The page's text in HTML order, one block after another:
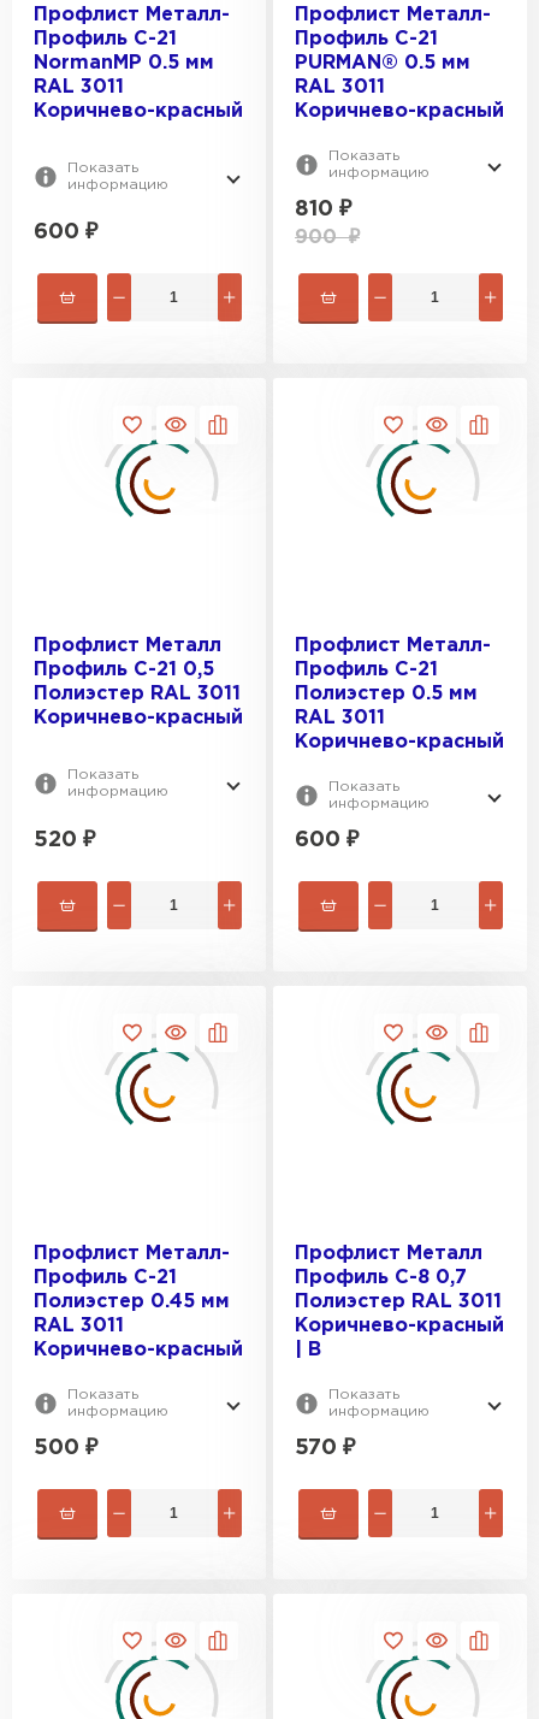
Профлист Металл-
Профиль С-21
NormanMP 0.5 мм
RAL 3011
Коричнево-красный
Показать
информацию
600 ₽
Профлист Металл-
Профиль С-21
PURMAN® 0.5 мм
RAL 3011
Коричнево-красный
Показать
информацию
810 ₽
900₽
Профлист Металл
Профиль С-21 0,5
Полиэстер RAL 3011
Коричнево-красный
Показать
информацию
520 ₽
Профлист Металл-
Профиль С-21
Полиэстер 0.5 мм
RAL 3011
Коричнево-красный
Показать
информацию
600 ₽
Профлист Металл-
Профиль С-21
Полиэстер 0.45 мм
RAL 3011
Коричнево-красный
Показать
информацию
500 ₽
Профлист Металл
Профиль С-8 0,7
Полиэстер RAL 3011
Коричнево-красный
| B
Показать
информацию
570 ₽
ПЕРЕЙТИ